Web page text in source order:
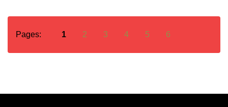
Pages: 1 2 3 4 5 6